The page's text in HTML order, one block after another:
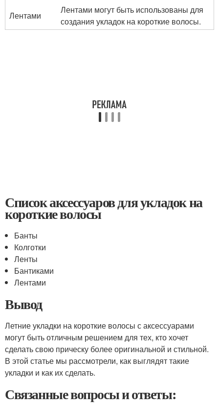
Лентами
Лентами могут быть использованы для
создания укладок на короткие волосы.
Список аксессуаров для укладок на
короткие волосы
Банты
Колготки
Ленты
Бантиками
Лентами
Вывод
Летние укладки на короткие волосы с аксессуарами
могут быть отличным решением для тех, кто хочет
сделать свою прическу более оригинальной и стильной.
В этой статье мы рассмотрели, как выглядят такие
укладки и как их сделать.
Связанные вопросы и ответы: